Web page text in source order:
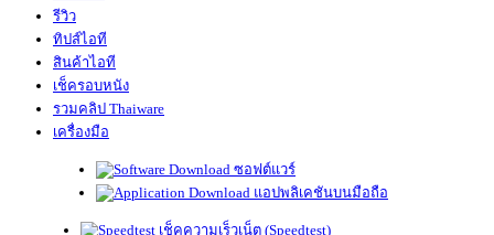
รีวิว
ทิปส์ไอที
สินค้าไอที
เช็ครอบหนัง
รวมคลิป Thaiware
เครื่องมือ
ซอฟต์แวร์
แอปพลิเคชันบนมือถือ
เช็คความเร็วเน็ต (Speedtest)